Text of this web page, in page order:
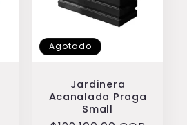
Agotado
Jardinera
Acanalada Praga
Small